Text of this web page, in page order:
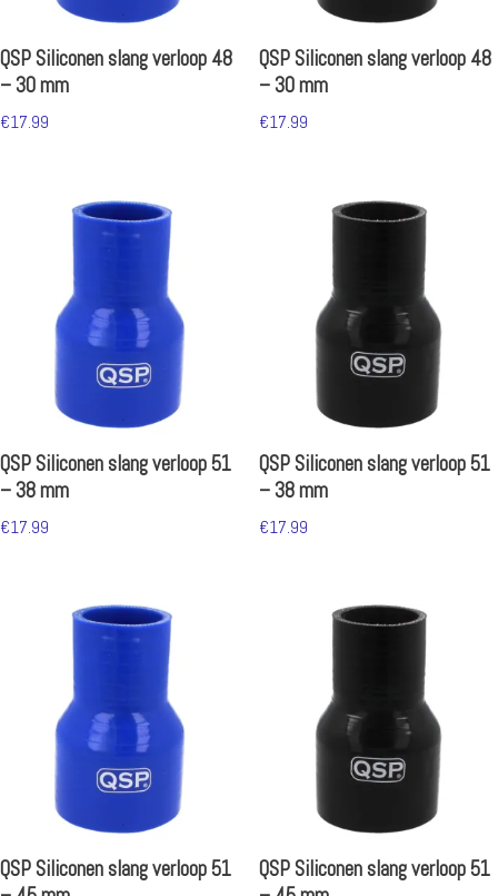
QSP Siliconen slang verloop 48
– 30 mm
€17.99
QSP Siliconen slang verloop 48
– 30 mm
€17.99
QSP Siliconen slang verloop 51
– 38 mm
€17.99
QSP Siliconen slang verloop 51
– 38 mm
€17.99
QSP Siliconen slang verloop 51
QSP Siliconen slang verloop 51